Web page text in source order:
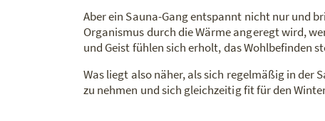
Aber ein Sauna-Gang entspannt nicht nur und
Organismus durch die Wärme angeregt wird,
und Geist fühlen sich erholt, das Wohlbefinden
Was liegt also näher, als sich regelmäßig in der
zu nehmen und sich gleichzeitig fit für den